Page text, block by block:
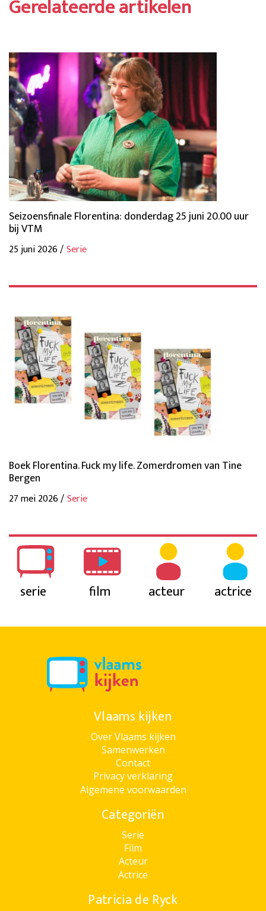
Gerelateerde artikelen
Seizoensfinale Florentina: donderdag 25 juni 20.00 uur
bij VTM
25 juni 2026 /Serie
Boek Florentina. Fuck my life. Zomerdromen van Tine
Bergen
27 mei 2026 /Serie
serie film acteur actrice
Vlaams kijken
Over Vlaams kijken
Samenwerken
Contact
Privacy verklaring
Algemene voorwaarden
Categoriën
Serie
Film
Acteur
Actrice
Patricia de Ryck